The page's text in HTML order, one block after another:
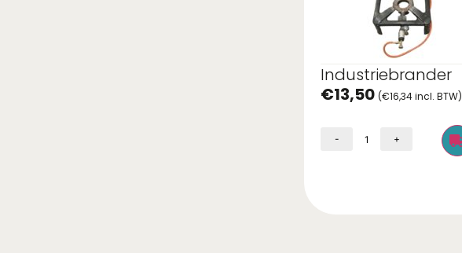
Industriebrander
€13,50 (€16,34incl. BTW)
- +